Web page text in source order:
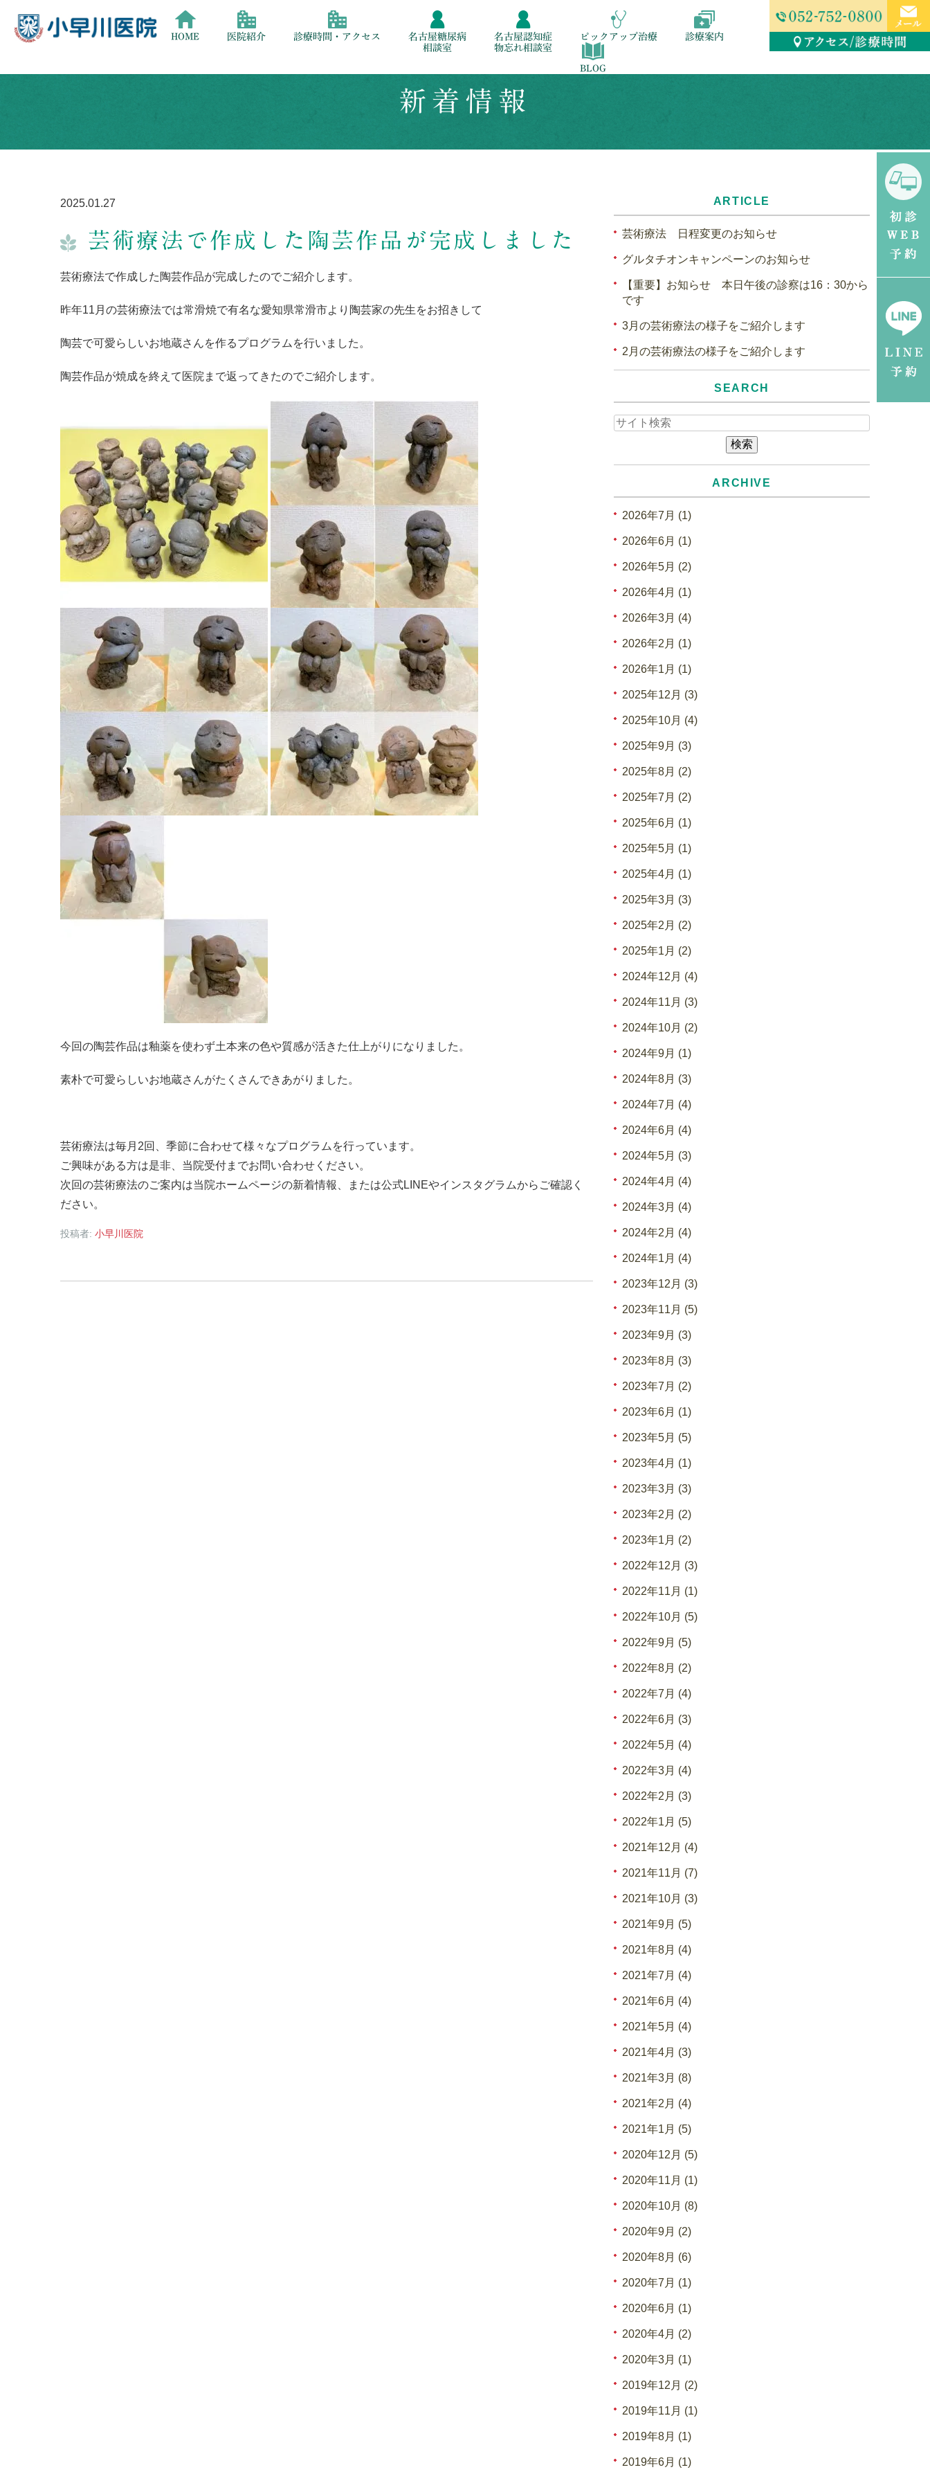
HOME 医院紹介 診療時間・アクセス
名古屋糖尿病
相談室
名古屋認知症
物忘れ相談室
ピックアップ治療 診療案内
BLOG
新着情報
2025.01.27
芸術療法で作成した陶芸作品が完成しました
芸術療法で作成した陶芸作品が完成したのでご紹介します。
昨年11月の芸術療法では常滑焼で有名な愛知県常滑市より陶芸家の先生をお招きして
陶芸で可愛らしいお地蔵さんを作るプログラムを行いました。
陶芸作品が焼成を終えて医院まで返ってきたのでご紹介します。
今回の陶芸作品は釉薬を使わず土本来の色や質感が活きた仕上がりになりました。
素朴で可愛らしいお地蔵さんがたくさんできあがりました。
芸術療法は毎月2回、季節に合わせて様々なプログラムを行っています。
ご興味がある方は是非、当院受付までお問い合わせください。
次回の芸術療法のご案内は当院ホームページの新着情報、または公式LINEやインスタグラムからご確認く
ださい。
投稿者: 小早川医院
ARTICLE
芸術療法 日程変更のお知らせ
グルタチオンキャンペーンのお知らせ
【重要】お知らせ 本日午後の診察は16：30から
です
3月の芸術療法の様子をご紹介します
2月の芸術療法の様子をご紹介します
SEARCH
ARCHIVE
2026年7月 (1)
2026年6月 (1)
2026年5月 (2)
2026年4月 (1)
2026年3月 (4)
2026年2月 (1)
2026年1月 (1)
2025年12月 (3)
2025年10月 (4)
2025年9月 (3)
2025年8月 (2)
2025年7月 (2)
2025年6月 (1)
2025年5月 (1)
2025年4月 (1)
2025年3月 (3)
2025年2月 (2)
2025年1月 (2)
2024年12月 (4)
2024年11月 (3)
2024年10月 (2)
2024年9月 (1)
2024年8月 (3)
2024年7月 (4)
2024年6月 (4)
2024年5月 (3)
2024年4月 (4)
2024年3月 (4)
2024年2月 (4)
2024年1月 (4)
2023年12月 (3)
2023年11月 (5)
2023年9月 (3)
2023年8月 (3)
2023年7月 (2)
2023年6月 (1)
2023年5月 (5)
2023年4月 (1)
2023年3月 (3)
2023年2月 (2)
2023年1月 (2)
2022年12月 (3)
2022年11月 (1)
2022年10月 (5)
2022年9月 (5)
2022年8月 (2)
2022年7月 (4)
2022年6月 (3)
2022年5月 (4)
2022年3月 (4)
2022年2月 (3)
2022年1月 (5)
2021年12月 (4)
2021年11月 (7)
2021年10月 (3)
2021年9月 (5)
2021年8月 (4)
2021年7月 (4)
2021年6月 (4)
2021年5月 (4)
2021年4月 (3)
2021年3月 (8)
2021年2月 (4)
2021年1月 (5)
2020年12月 (5)
2020年11月 (1)
2020年10月 (8)
2020年9月 (2)
2020年8月 (6)
2020年7月 (1)
2020年6月 (1)
2020年4月 (2)
2020年3月 (1)
2019年12月 (2)
2019年11月 (1)
2019年8月 (1)
2019年6月 (1)